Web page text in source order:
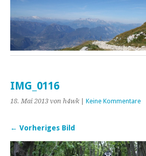
IMG_0116
18. Mai 2013 von h4wk| Keine Kommentare
← Vorheriges Bild